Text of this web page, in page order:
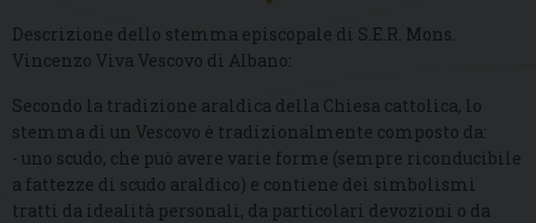
Descrizione dello stemma episcopale di S.E.R. Mons.
Vincenzo Viva Vescovo di Albano:
Secondo la tradizione araldica della Chiesa cattolica, lo
stemma di un Vescovo è tradizionalmente composto da:
- uno scudo, che può avere varie forme (sempre riconducibile
a fattezze di scudo araldico) e contiene dei simbolismi
tratti da idealità personali, da particolari devozioni o da